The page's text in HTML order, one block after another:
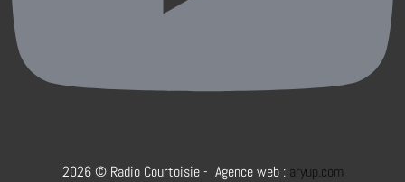
2026 © Radio Courtoisie - Agence web : aryup.com